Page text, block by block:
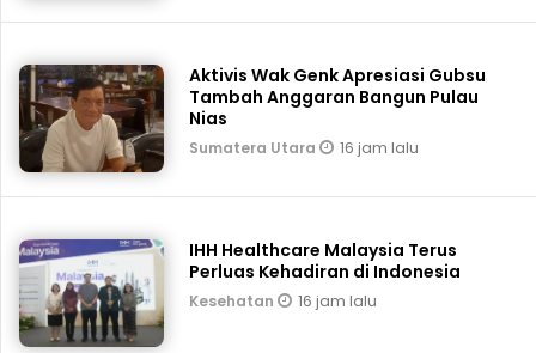
Aktivis Wak Genk Apresiasi Gubsu
Tambah Anggaran Bangun Pulau
Nias
Sumatera Utara 16 jam lalu
IHH Healthcare Malaysia Terus
Perluas Kehadiran di Indonesia
Kesehatan 16 jam lalu